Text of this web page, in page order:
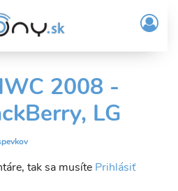
/
2008 -
LG
tak sa musíte Prihlásiť